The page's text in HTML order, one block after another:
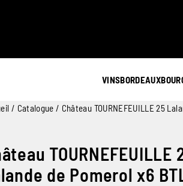
VINSBORDEAUX
/ Catalogue / Château TOURNEFEUILLE 25
TOURNEFEUILLE
de Pomerol x6